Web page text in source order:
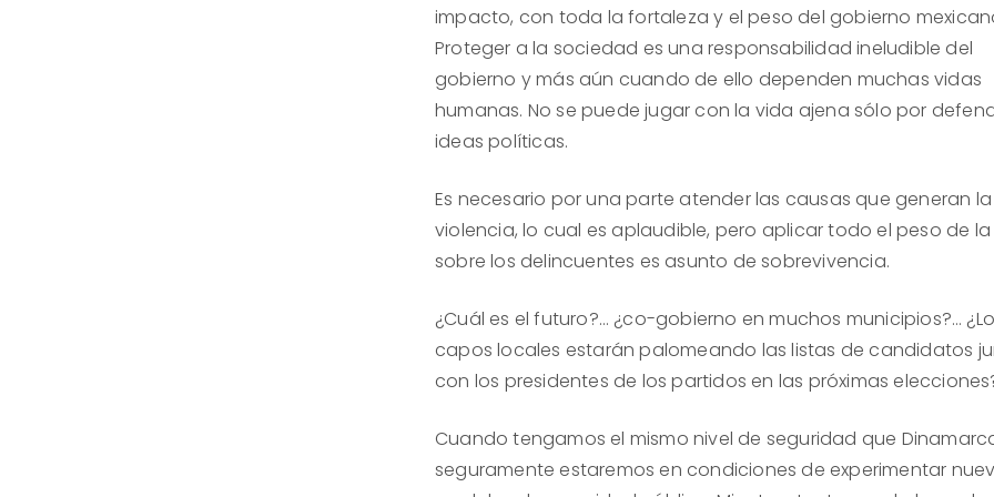
impacto, con toda la fortaleza y el peso del gobierno
Proteger a la sociedad es una responsabilidad ineludible del
gobierno y más aún cuando de ello dependen muchas vidas
humanas. No se puede jugar con la vida ajena sólo por
ideas políticas.
Es necesario por una parte atender las causas que generan la
violencia, lo cual es aplaudible, pero aplicar todo el peso de la
sobre los delincuentes es asunto de sobrevivencia.
¿Cuál es el futuro?… ¿co-gobierno en muchos municipios?…
capos locales estarán palomeando las listas de candidatos
con los presidentes de los partidos en las próximas
Cuando tengamos el mismo nivel de seguridad que
seguramente estaremos en condiciones de experimentar